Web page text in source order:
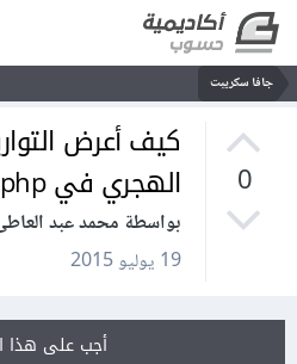
جافا سكريبت
0
كيف أعرض
الهجري في php؟
بواسطة محمد عبد العاطى
19 يوليو 2015
أجب على هذا